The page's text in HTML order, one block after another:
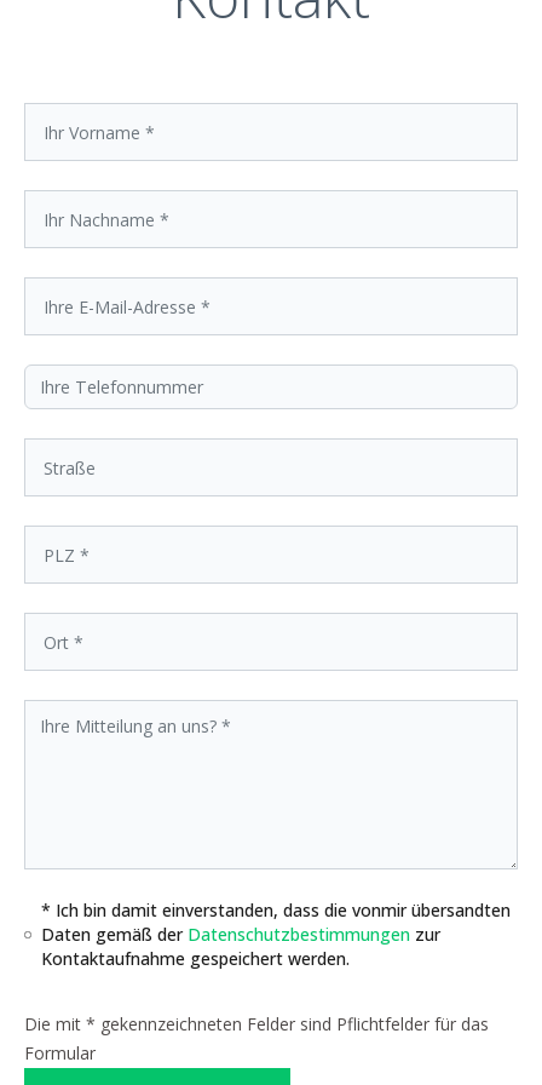
* Ich bin damit einverstanden, dass die vonmir übersandten
Daten gemäß der Datenschutzbestimmungen zur
Kontaktaufnahme gespeichert werden.
Die mit * gekennzeichneten Felder sind Pflichtfelder für das
Formular